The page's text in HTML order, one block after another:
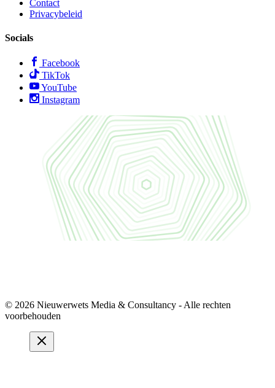
Contact
Privacybeleid
Socials
Facebook
TikTok
YouTube
Instagram
© 2026 Nieuwerwets Media & Consultancy - Alle rechten
voorbehouden